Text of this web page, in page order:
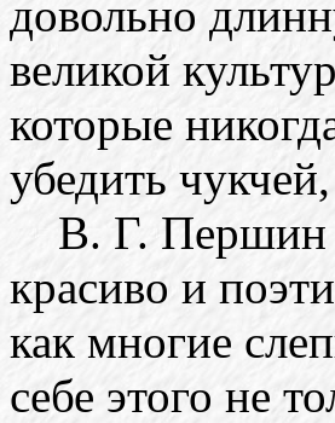
довольно
великой
которые
убедить
В. Г. Першин
красиво и
как многие
себе этого не